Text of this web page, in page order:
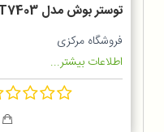
توستر بوش مدل TAT7403
فروشگاه مرکزی
اطلاعات بیشتر...